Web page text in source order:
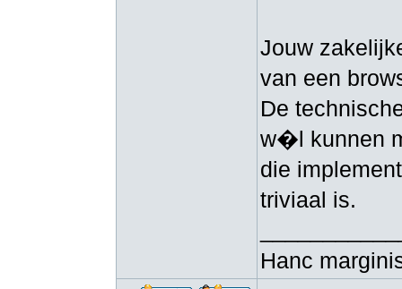
Jouw
van een
De
w�l kunnen
die
triviaal is.
Hanc